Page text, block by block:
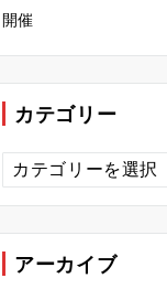
開催
カテゴリー
カ
テ
ゴ
ー
アーカイブ